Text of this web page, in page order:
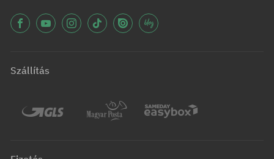
Szállítás